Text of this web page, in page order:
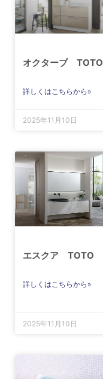
オクターブ TOTO
詳しくはこちらから»
2025年11月10日
エスクア TOTO
詳しくはこちらから»
2025年11月10日